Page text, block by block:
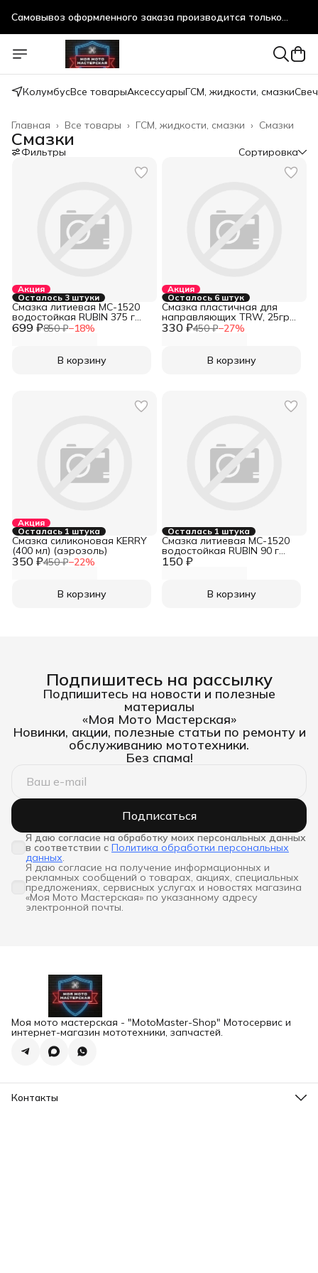
Самовывоз оформленного заказа производится только
Самовывоз оформленного заказа производится только
после предварительного согласования!
КолумбусВсе товарыАксессуарыГСМ, жидкости, смазки
Смазки
ГСМ, жидкости, смазки ›
Все товары ›
Главная ›
Смазки
Фильтры Сортировка
Акция
Осталось 3 штуки
699 ₽850 ₽−18%
Смазка литиевая МС-1520
водостойкая RUBIN 375 г
ВМП-АВТО
В корзину
Акция
Осталось 6 штук
330 ₽450 ₽−27%
Смазка пластичная для
направляющих TRW, 25гр
(PFG110)
В корзину
Акция
Осталась 1 штука
350 ₽450 ₽−22%
Смазка силиконовая KERRY
(400 мл) (аэрозоль)
В корзину
Осталась 1 штука
150 ₽
Смазка литиевая МС-1520
водостойкая RUBIN 90 г
ВМП-АВТО
В корзину
Подпишитесь на рассылку
Подпишитесь на новости и полезные
материалы
«Моя Мото Мастерская»
Новинки, акции, полезные статьи по ремонту и
обслуживанию мототехники.
Без спама!
Подписаться
Я даю согласие на обработку моих персональных данных
в соответствии с Политика обработки персональных
данных.
Я даю согласие на получение информационных и
рекламных сообщений о товарах, акциях, специальных
предложениях, сервисных услугах и новостях магазина
«Моя Мото Мастерская» по указанному адресу
электронной почты.
Моя мото мастерская - "MotoMaster-Shop" Мотосервис и
интернет-магазин мототехники, запчастей.
Контакты